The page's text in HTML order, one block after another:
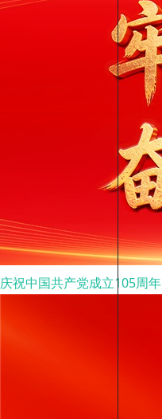
庆祝中国共产党成立105周年